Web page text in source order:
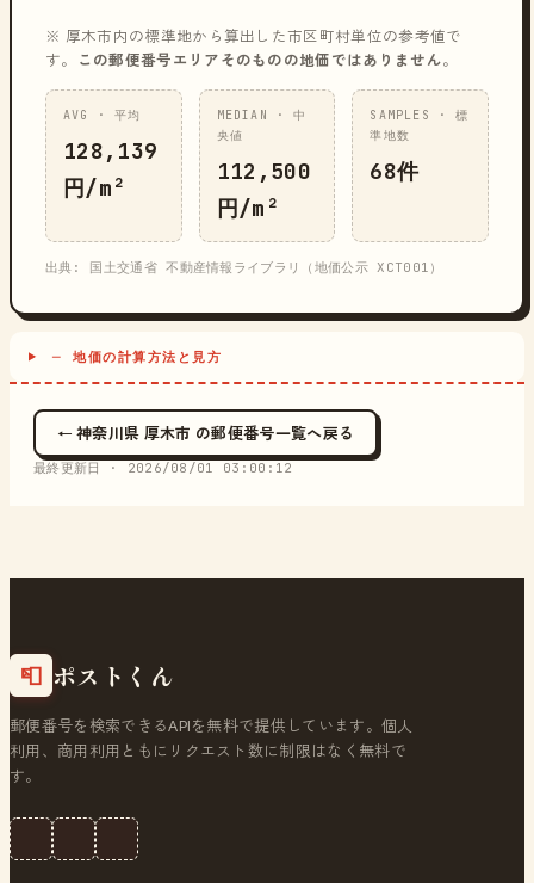
※ 厚木市内の標準地から算出した市区町村単位の参考値で
す。
この郵便番号エリアそのものの地価ではありません。
AVG · 平均
128,139
円/m²
MEDIAN · 中
央値
112,500
円/m²
SAMPLES · 標
準地数
68件
出典: 国土交通省 不動産情報ライブラリ（地価公示 XCT001）
─ 地価の計算方法と見方
← 神奈川県 厚木市 の郵便番号一覧へ戻る
最終更新日 · 2026/08/01 03:00:12
📮 ポストくん
郵便番号を検索できるAPIを無料で提供しています。個人
利用、商用利用ともにリクエスト数に制限はなく無料で
す。